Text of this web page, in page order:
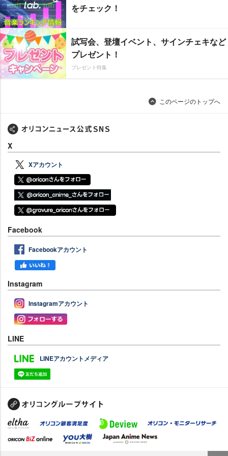
をチェック！
試写会、登壇イベント、サインチェキなど
プレゼント！
プレゼント特集
このページのトップへ
X
Xアカウント
Facebook
Facebookアカウント
Instagram
Instagramアカウント
LINE
LINEアカウントメディア